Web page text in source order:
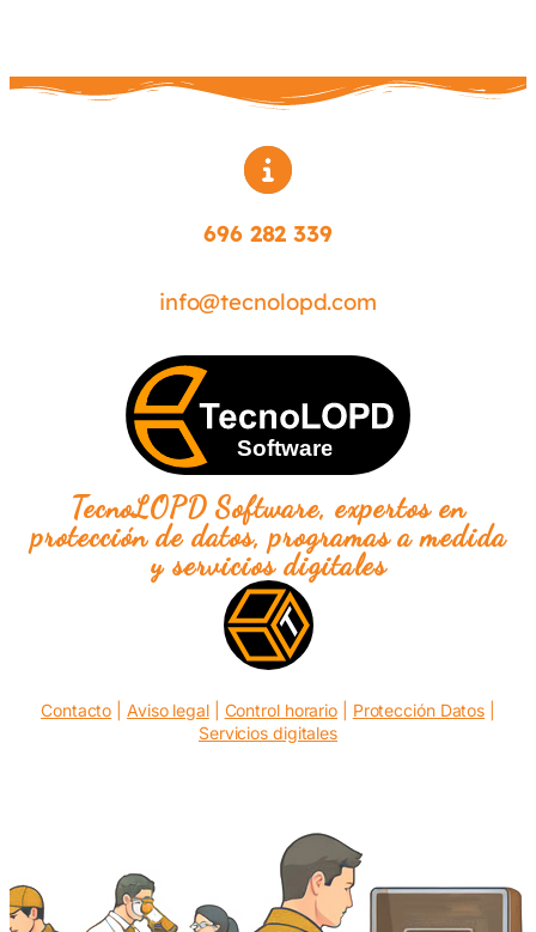
696 282 339
info@tecnolopd.com
TecnoLOPD Software, expertos en
protección de datos, programas a medida
y servicios digitales
Contacto Aviso legal| Control horario Protección Datos
Servicios digitales